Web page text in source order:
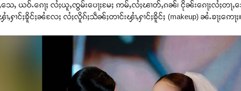
ႇ ယဝ်ႉၵေႃႈ လႆႈယူႇၸွမ်းပေႃႈမႄႈ ဢမ်ႇလႆႈၽၢတ်ႇၵၼ်၊ ငိုၼ်းၵေႃႈလႆႈတႃႇ
ႁၢင်ႈၶိူင်ႈၼႆလႄႈ လႆႈလိူၵ်ႈသဵၼ်ႈတၢင်းၾၢႆႇႁၢင်ႈၶိူင်ႈ (makeup) ၼႆႉၶႃႈဢေႃႈ။